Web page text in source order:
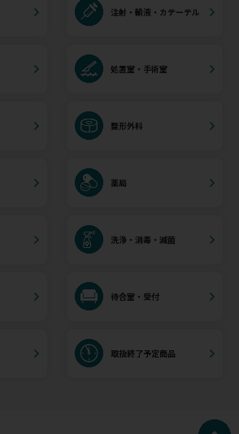
注射・輸液・カテーテル
処置室・手術室
整形外科
薬局
洗浄・消毒・滅菌
待合室・受付
取扱終了予定商品